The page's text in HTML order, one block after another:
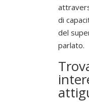
di
del
parlato.